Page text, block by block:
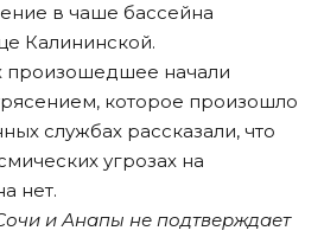
в чаше бассейна
Калининской.
произошедшее начали
которое произошло
службах рассказали, что
угрозах на
нет.
и Анапы не подтверждает